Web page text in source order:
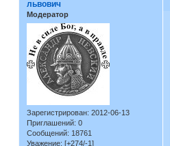
львович
Модератор
Зарегистрирован: 2012-06-13
Приглашений: 0
Сообщений: 18761
Уважение: [+274/-1]